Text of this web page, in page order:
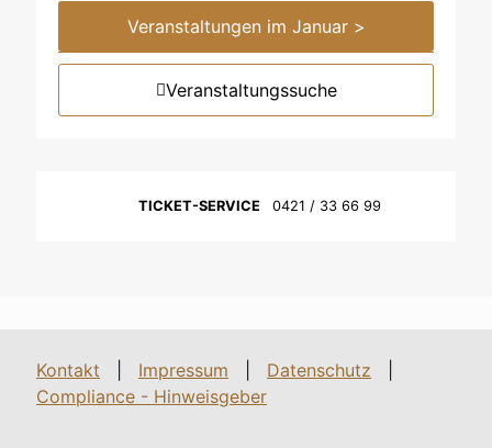
Veranstaltungen im Januar >
Veranstaltungssuche
TICKET-SERVICE 0421 / 33 66 99
Kontakt Impressum Datenschutz
Compliance - Hinweisgeber